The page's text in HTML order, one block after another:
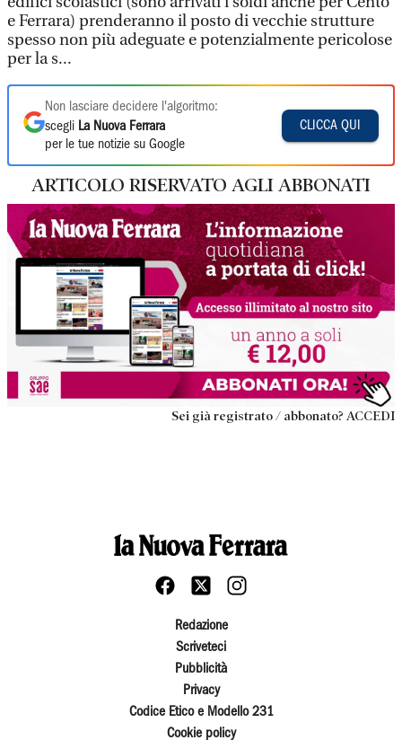
e Ferrara) prenderanno il posto di vecchie strutture
spesso non più adeguate e potenzialmente pericolose
per la s...
Non lasciare decidere l'algoritmo:
scegli La Nuova Ferrara
per le tue notizie su Google
CLICCA QUI
ARTICOLO RISERVATO AGLI ABBONATI
Sei già registrato / abbonato? ACCEDI
Redazione
Scriveteci
Pubblicità
Privacy
Codice Etico e Modello 231
Cookie policy